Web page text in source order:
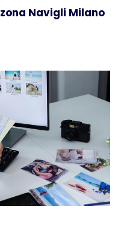
Navigli Milano